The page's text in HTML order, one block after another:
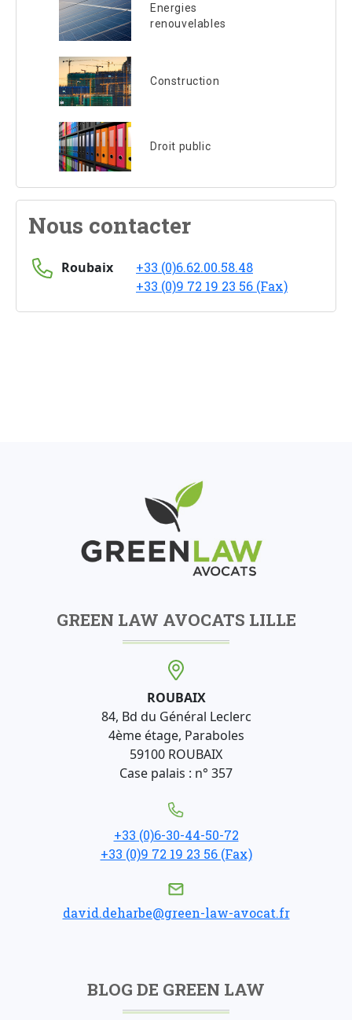
Energies
renouvelables
Construction
Droit public
Nous contacter
Roubaix
+33 (0)6.62.00.58.48
+33 (0)9 72 19 23 56 (Fax)
GREEN LAW AVOCATS LILLE
ROUBAIX
84, Bd du Général Leclerc
4ème étage, Paraboles
59100 ROUBAIX
Case palais : n° 357
+33 (0)6-30-44-50-72
+33 (0)9 72 19 23 56 (Fax)
david.deharbe@green-law-avocat.fr
BLOG DE GREEN LAW